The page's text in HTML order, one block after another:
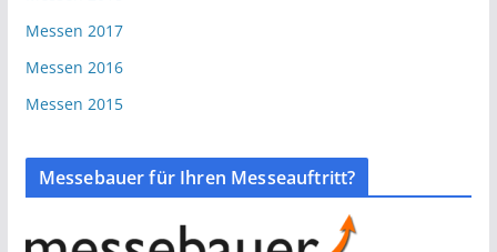
Messen 2017
Messen 2016
Messen 2015
Messebauer für Ihren Messeauftritt?